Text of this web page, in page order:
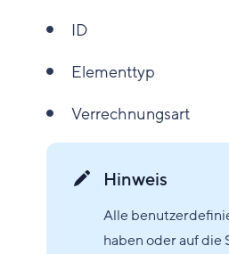
ID
Elementtyp
Verrechnungsart
Hinweis
Alle
haben oder auf die